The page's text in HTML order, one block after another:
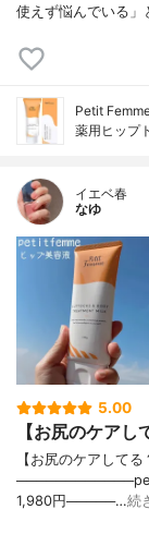
使えず悩んでいる
Petit
薬用ヒップ
イエベ春
なゆ
5.00
【お尻のケア
【お尻のケアして
1,980円─────…続